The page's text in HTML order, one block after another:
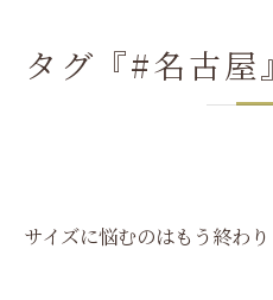
タグ『#名古屋
サイズに悩むのはもう終わり